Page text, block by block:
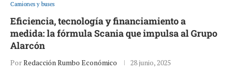
Camiones y buses
Eficiencia, tecnología y financiamiento a
medida: la fórmula Scania que impulsa al Grupo
Alarcón
PorRedacción Rumbo Económico 28 junio, 2025